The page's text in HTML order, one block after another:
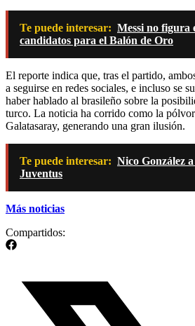
Te puede interesar: Messi no figura
candidatos para el Balón de Oro
El reporte indica que, tras el partido,
a seguirse en redes sociales, e incluso se
haber hablado al brasileño sobre la
turco. La noticia ha corrido como la
Galatasaray, generando una gran ilusión.
Te puede interesar: Nico González
Juventus
Más noticias
Compartidos: